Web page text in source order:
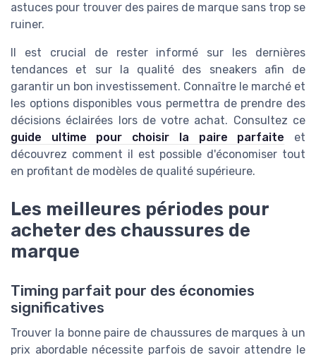
astuces pour trouver des paires de marque sans trop se
ruiner.
Il est crucial de rester informé sur les dernières
tendances et sur la qualité des sneakers afin de
garantir un bon investissement. Connaître le marché et
les options disponibles vous permettra de prendre des
décisions éclairées lors de votre achat. Consultez ce
guide ultime pour choisir la paire parfaite et
découvrez comment il est possible d'économiser tout
en profitant de modèles de qualité supérieure.
Les meilleures périodes pour
acheter des chaussures de
marque
Timing parfait pour des économies
significatives
Trouver la bonne paire de chaussures de marques à un
prix abordable nécessite parfois de savoir attendre le